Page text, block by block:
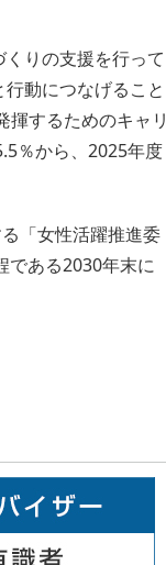
りの支援を行って
動につなげること
するためのキャリ
％から、2025年度
「女性活躍推進委
である2030年末に